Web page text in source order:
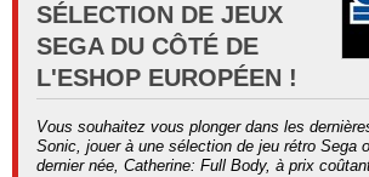
SÉLECTION DE JEUX
SEGA DU CÔTÉ DE
L'ESHOP EUROPÉEN !
Vous souhaitez vous plonger dans les
Sonic, jouer à une sélection de jeu rétro Sega
dernier née, Catherine: Full Body, à prix